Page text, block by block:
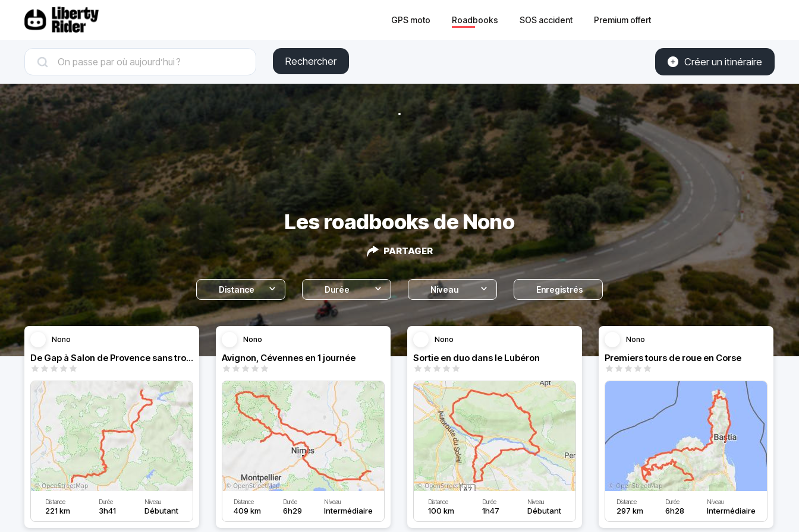
GPS moto Roadbooks SOS accident Premium offert
Rechercher Créer un itinéraire
Les roadbooks de Nono
PARTAGER
Distance Durée Niveau Enregistrés
Nono
De Gap à Salon de Provence sans trop de lignes droites
Distance
221 km
Durée
3h41
Niveau
Débutant
Nono
Avignon, Cévennes en 1 journée
Distance
409 km
Durée
6h29
Niveau
Intermédiaire
Nono
Sortie en duo dans le Lubéron
Distance
100 km
Durée
1h47
Niveau
Débutant
Nono
Premiers tours de roue en Corse
Distance
297 km
Durée
6h28
Niveau
Intermédiaire